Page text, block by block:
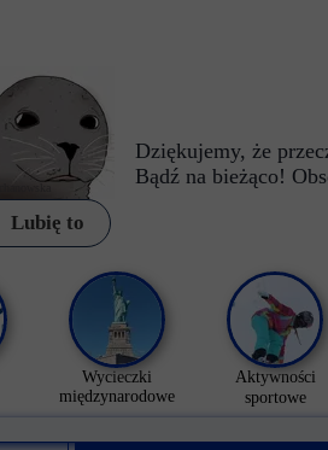
Lubię to
Dziękujemy, że
Bądź na bieżąco!
Wycieczki
międzynarodowe
Aktywności
sportowe